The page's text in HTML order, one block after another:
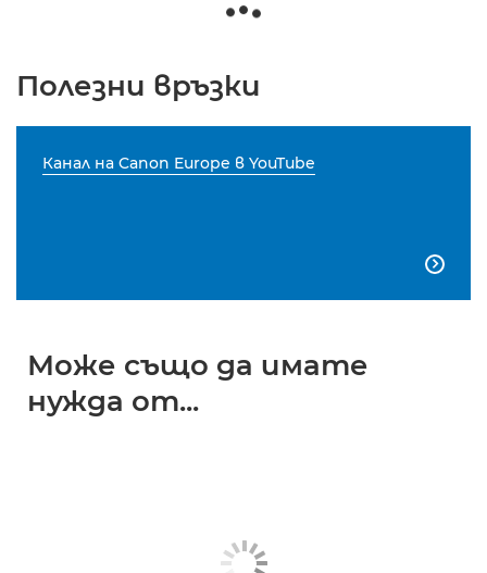
Полезни връзки
Канал на Canon Europe в YouTube

Може също да имате
нужда от...